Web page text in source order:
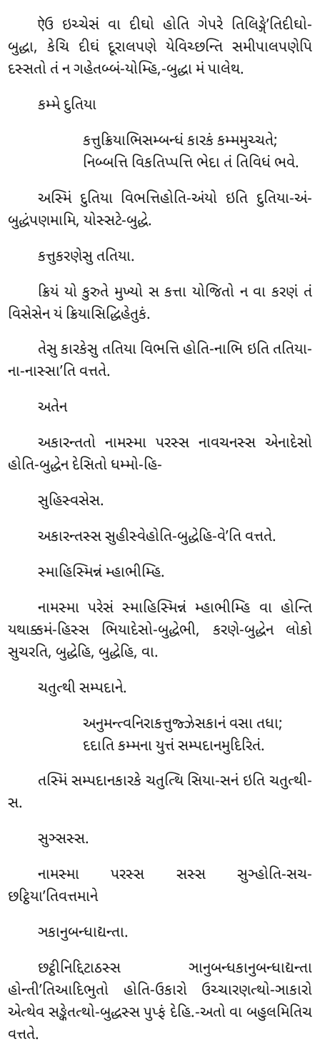
ऐઉ ઇચ્ચેસં વા દીઘો હોતિ ગેપરે તિલિઙ્ગે’તિદીઘો-
બુદ્ધા, કેચિ દીઘં દૂરાલપણે યેવિચ્છન્તિ સમીપાલપણેપિ
દસ્સતો તં ન ગહેતબ્બં-યોમ્હિ,-બુદ્ધા મં પાલેથ.
કમ્મેદુતિયા
કત્તુક્રિયાભિસમ્બન્ધં કારકં કમ્મમુચ્ચતે;
નિબ્બત્તિ વિકતિપ્પત્તિ ભેદા તં તિવિધં ભવે.
અસ્મિં દુતિયા વિભત્તિહોતિ-અંયો ઇતિ દુતિયા-અં-
બુદ્ધંપણમામિ, યોસ્સટે-બુદ્ધે.
કત્તુકરણેસુ તતિયા.
ક્રિયં યો કુરુતે મુખ્યો સ કત્તા યોજિતો ન વા કરણં તં
વિસેસેન યં ક્રિયાસિદ્ધિહેતુકં.
તેસુ કારકેસુ તતિયા વિભત્તિ હોતિ-નાભિ ઇતિ તતિયા-
ના-નાસ્સા’તિ વત્તતે.
અતેન
અકારન્તતો નામસ્મા પરસ્સ નાવચનસ્સ એનાદેસો
હોતિ-બુદ્ધેન દેસિતો ધમ્મો-હિ-
સુહિસ્વસેસ.
અકારન્તસ્સ સુહીસ્વેહોતિ-બુદ્ધેહિ-વે’તિ વત્તતે.
સ્માહિસ્મિન્નં મ્હાભીમ્હિ.
નામસ્મા પરેસં સ્માહિસ્મિન્નં મ્હાભીમ્હિ વા હોન્તિ
યથાક્કમં-હિસ્સ ભિયાદેસો-બુદ્ધેભી, કરણે-બુદ્ધેન લોકો
સુચરતિ, બુદ્ધેહિ, બુદ્ધેહિ, વા.
ચતુત્થી સમ્પદાને.
અનુમન્ત્વનિરાકત્તુજ્ઝેસકાનં વસા તધા;
દદાતિ કમ્મના યુત્તં સમ્પદાનમુદિરિતં.
તસ્મિં સમ્પદાનકારકે ચતુત્થિ સિયા-સનં ઇતિ ચતુત્થી-
સ.
સુઞ્સસ્સ.
નામસ્મા પરસ્સ સસ્સ સુઞ્હોતિ-સચ-
છટ્ઠિયા’તિવત્તમાને
ઞકાનુબન્ધાદ્યન્તા.
છટ્ઠીનિદ્દિટાઠસ્સ ઞાનુબન્ધકાનુબન્ધાદ્યન્તા
હોન્તી’તિઆદિભુતો હોતિ-ઉકારો ઉચ્ચારણત્થો-ઞાકારો
એત્થેવ સઙ્કેતત્થો-બુદ્ધસ્સ પુપ્ફં દેહિ.-અતો વા બહુલમિતિચ
વત્તતે.